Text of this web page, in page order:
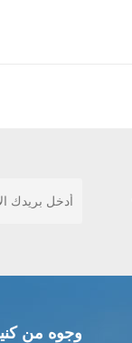
وجوه من